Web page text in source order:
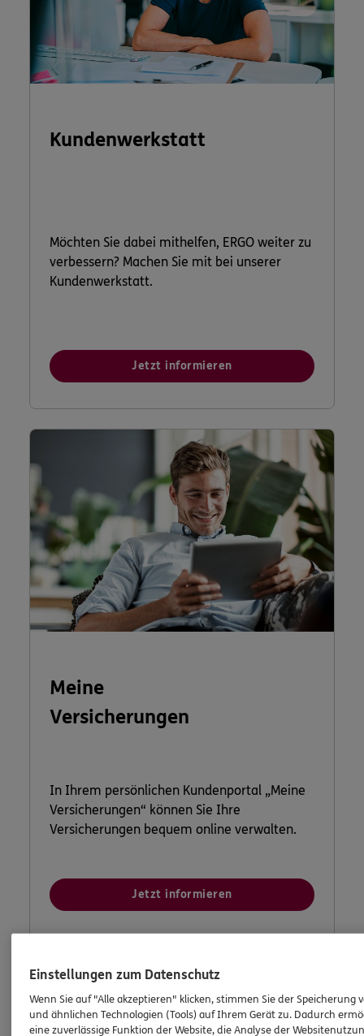
Kundenwerkstatt
Möchten Sie dabei mithelfen, ERGO weiter zu
verbessern? Machen Sie mit bei unserer
Kundenwerkstatt.
Jetzt informieren
Meine
Versicherungen
In Ihrem persönlichen Kundenportal „Meine
Versicherungen“ können Sie Ihre
Versicherungen bequem online verwalten.
Jetzt informieren
Einstellungen zum Datenschutz
Wenn Sie auf "Alle akzeptieren" klicken, stimmen Sie der Speicherung
und ähnlichen Technologien (Tools) auf Ihrem Gerät zu. Dadurch
eine zuverlässige Funktion der Website, die Analyse der